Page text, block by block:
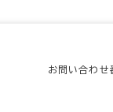
お問い合わせ